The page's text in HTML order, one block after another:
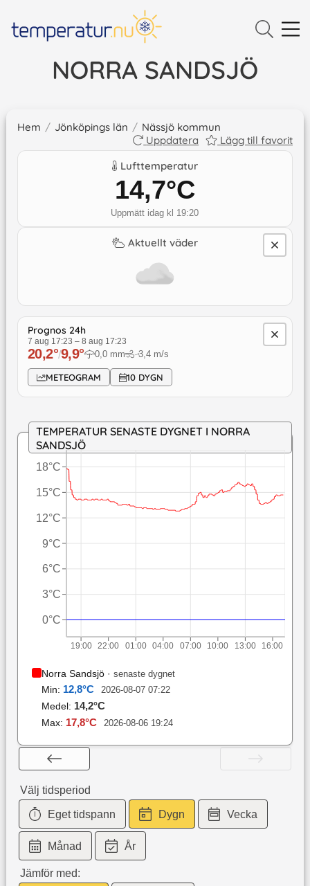
NORRA SANDSJÖ
Hem / Jönköpings län / Nässjö kommun
Uppdatera
Lägg till favorit
Lufttemperatur
14,7°C
Uppmätt idag kl 19:20
Aktuellt väder
Prognos 24h
7 aug 17:23 – 8 aug 17:23
20,2°/9,9° 0,0mm ↓3,4m/s
METEOGRAM 10 DYGN
TEMPERATUR SENASTE DYGNET I NORRA
SANDSJÖ
19:00 22:00 01:00 04:00 07:00 10:00 13:00 16:00
0°C
3°C
6°C
9°C
12°C
15°C
18°C
Norra Sandsjö· senaste dygnet
Min: 12,8°C 2026-08-07 07:22
Medel: 14,2°C
Max: 17,8°C 2026-08-06 19:24
Välj tidsperiod
Eget tidspann Dygn Vecka
Månad År
Jämför med: